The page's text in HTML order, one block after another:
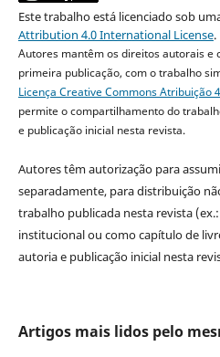
Este trabalho está licenciado sob
Attribution 4.0 International License.
Autores mantêm os direitos autorais e
primeira publicação, com o trabalho
Licença Creative Commons Atribuição
permite o compartilhamento do
e publicação inicial nesta revista.
Autores têm autorização para
separadamente, para distribuição
trabalho publicada nesta revista
institucional ou como capítulo de
autoria e publicação inicial nesta
Artigos mais lidos pelo